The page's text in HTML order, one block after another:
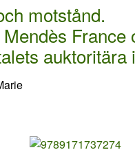
motstånd.
France
auktoritära